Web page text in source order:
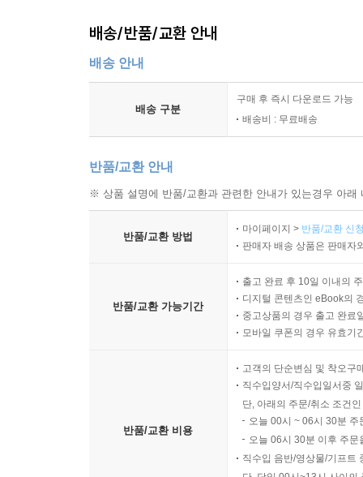
배송/반품/교환 안내
배송 안내
배송 구분
구매 후 즉시 다운로드 가능
배송비 : 무료배송
반품/교환 안내
※ 상품 설명에 반품/교환과 관련한 안내가 있는경우 아
반품/교환 방법
마이페이지 > 반품/교환 신
판매자 배송 상품은 판매자
반품/교환 가능기간
출고 완료 후 10일 이내의
디지털 콘텐츠인 eBook의
중고상품의 경우 출고 완료
모바일 쿠폰의 경우 유효기
반품/교환 비용
고객의 단순변심 및 착오구
직수입양서/직수입일서중
단, 아래의 주문/취소 조건
오늘 00시 ~ 06시 30분
오늘 06시 30분 이후 주
직수입 음반/영상물/기프트